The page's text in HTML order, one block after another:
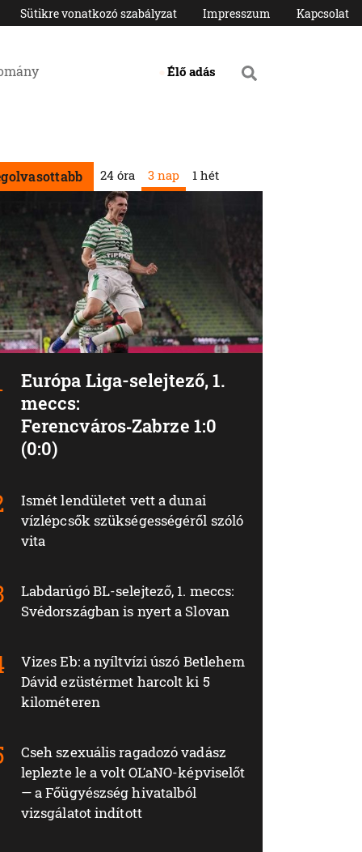
Sütikre vonatkozó szabályzat Impresszum Kapcsolat
Élő adás
24 óra 3 nap
Európa Liga-selejtező, 1.
meccs:
Ferencváros‑Zabrze 1:0
(0:0)
Ismét lendületet vett a dunai
vízlépcsők szükségességéről szóló
vita
Labdarúgó BL-selejtező, 1. meccs:
Svédországban is nyert a Slovan
Vizes Eb: a nyíltvízi úszó Betlehem
Dávid ezüstérmet harcolt ki 5
kilométeren
Cseh szexuális ragadozó vadász
leplezte le a volt OĽaNO-képviselőt
— a Főügyészség hivatalból
vizsgálatot indított
1 hét